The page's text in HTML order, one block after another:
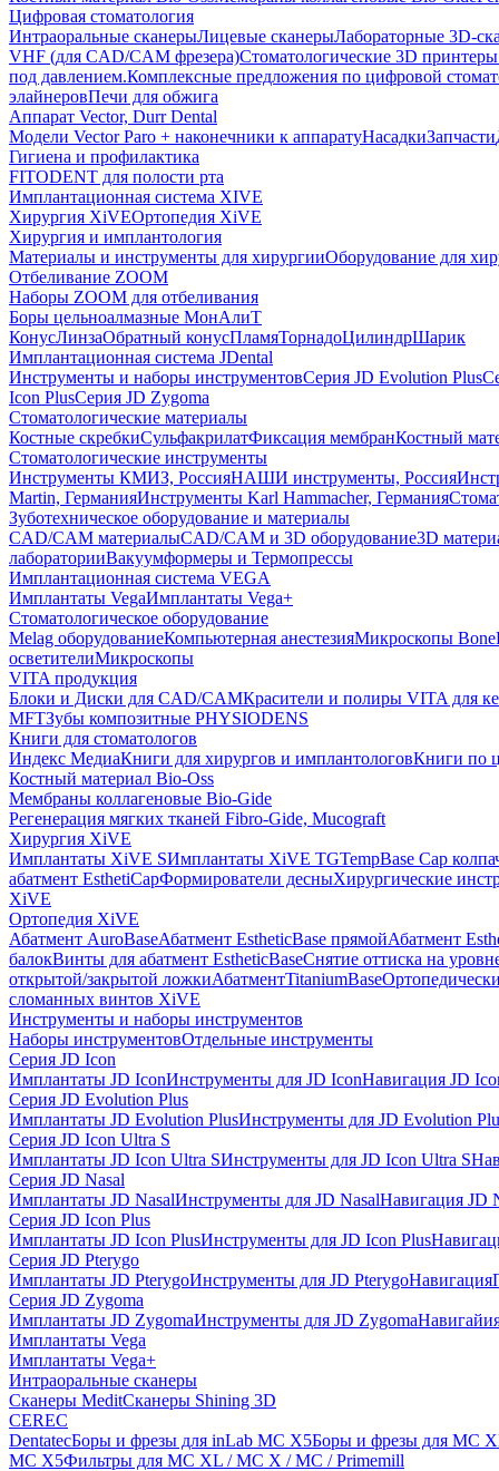
Цифровая стоматология
Интраоральные сканерыЛицевые сканерыЛабораторные 3D-
VHF (для CAD/CAM фрезера)Стоматологические 3D
под давлением.Комплексные предложения по цифровой
элайнеровПечи для обжига
Аппарат Vector, Durr Dental
Модели Vector Paro + наконечники к аппаратуНасадкиЗапчасти
Гигиена и профилактика
FITODENT для полости рта
Имплантационная система XIVE
Хирургия XiVEОртопедия XiVE
Хирургия и имплантология
Материалы и инструменты для хирургииОборудование для
Отбеливание ZOOM
Наборы ZOOM для отбеливания
Боры цельноалмазные МонАлиТ
КонусЛинзаОбратный конусПламяТорнадоЦилиндрШарик
Имплантационная система JDental
Инструменты и наборы инструментовСерия JD Evolution Plus
Icon PlusСерия JD Zygoma
Стоматологические материалы
Костные скребкиСульфакрилатФиксация мембранКостный
Стоматологические инструменты
Инструменты КМИЗ, РоссияНАШИ инструменты, Россия
Martin, ГерманияИнструменты Karl Hammacher, Германия
Зуботехническое оборудование и материалы
CAD/CAM материалыCAD/CAM и 3D оборудование3D
лабораторииВакуумформеры и Термопрессы
Имплантационная система VEGA
Имплантаты VegaИмплантаты Vega+
Стоматологическое оборудование
Melag оборудованиеКомпьютерная анестезияМикроскопы
осветителиМикроскопы
VITA продукция
Блоки и Диски для CAD/CAMКрасители и полиры VITA для
MFTЗубы композитные PHYSIODENS
Книги для стоматологов
Индекс МедиаКниги для хирургов и имплантологовКниги по
Костный материал Bio-Oss
Мембраны коллагеновые Bio-Gide
Регенерация мягких тканей Fibro-Gide, Mucograft
Хирургия XiVE
Имплантаты XiVE SИмплантаты XiVE TGTempBase Cap
абатмент EsthetiCapФормирователи десныХирургические
XiVE
Ортопедия XiVE
Абатмент AuroBaseАбатмент EstheticBase прямойАбатмент
балокВинты для абатмент EstheticBaseСнятие оттиска на
открытой/закрытой ложкиАбатментTitaniumBase
сломанных винтов XiVE
Инструменты и наборы инструментов
Наборы инструментовОтдельные инструменты
Серия JD Icon
Имплантаты JD IconИнструменты для JD IconНавигация JD
Серия JD Evolution Plus
Имплантаты JD Evolution PlusИнструменты для JD Evolution
Серия JD Icon Ultra S
Имплантаты JD Icon Ultra SИнструменты для JD Icon Ultra S
Серия JD Nasal
Имплантаты JD NasalИнструменты для JD NasalНавигация JD
Серия JD Icon Plus
Имплантаты JD Icon PlusИнструменты для JD Icon Plus
Серия JD Pterygo
Имплантаты JD PterygoИнструменты для JD PterygoНавигация
Серия JD Zygoma
Имплантаты JD ZygomaИнструменты для JD Zygoma
Имплантаты Vega
Имплантаты Vega+
Интраоральные сканеры
Сканеры MeditСканеры Shining 3D
CEREC
DentatecБоры и фрезы для inLab MC X5Боры и фрезы для MC
MC X5Фильтры для MC XL / MC X / MC / Primemill